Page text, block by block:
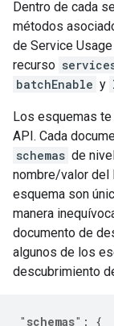
Dentro de cada
métodos
de Service
recurso
batchEnable y
Los esquemas
API. Cada
schemas de
nombre/valor del
esquema son
manera
documento de
algunos de los
descubrimiento
" schemas" :
{